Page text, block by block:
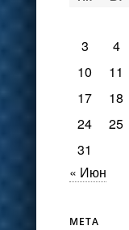
3
4
10
11
17
18
24
25
31
« Июн
МЕТА